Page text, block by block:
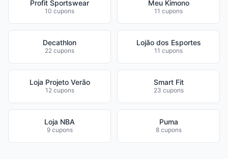
Profit Sportswear
10 cupons
Meu Kimono
11 cupons
Decathlon
22 cupons
Lojão dos Esportes
11 cupons
Loja Projeto Verão
12 cupons
Smart Fit
23 cupons
Loja NBA
9 cupons
Puma
8 cupons